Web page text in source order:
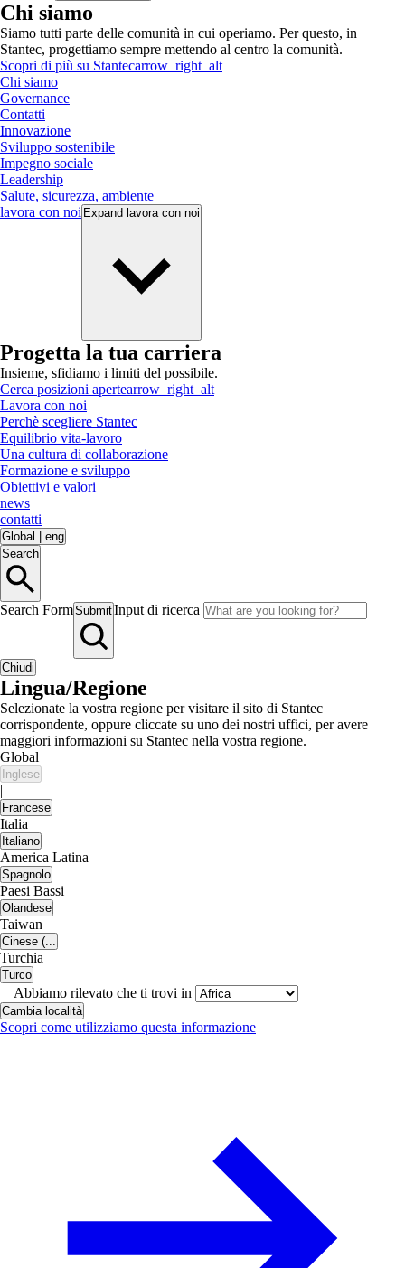
Chi siamo
Siamo tutti parte delle comunità in cui operiamo. Per questo, in
Stantec, progettiamo sempre mettendo al centro la comunità.
Scopri di più su Stantecarrow_right_alt
Chi siamo
Governance
Contatti
Innovazione
Sviluppo sostenibile
Impegno sociale
Leadership
Salute, sicurezza, ambiente
lavora con noi Expand lavora con noi
Progetta la tua carriera
Insieme, sfidiamo i limiti del possibile.
Cerca posizioni apertearrow_right_alt
Lavora con noi
Perchè scegliere Stantec
Equilibrio vita-lavoro
Una cultura di collaborazione
Formazione e sviluppo
Obiettivi e valori
news
contatti
Global
eng
Search
Search FormSubmitInput di ricerca
Chiudi
Lingua/Regione
Selezionate la vostra regione per visitare il sito di Stantec
corrispondente, oppure cliccate su uno dei nostri uffici, per avere
maggiori informazioni su Stantec nella vostra regione.
Global
Inglese
|
Francese
Italia
Italiano
America Latina
Spagnolo
Paesi Bassi
Olandese
Taiwan
Cinese (...
Turchia
Turco
Abbiamo rilevato che ti trovi in
Cambia località
Scopri come utilizziamo questa informazione